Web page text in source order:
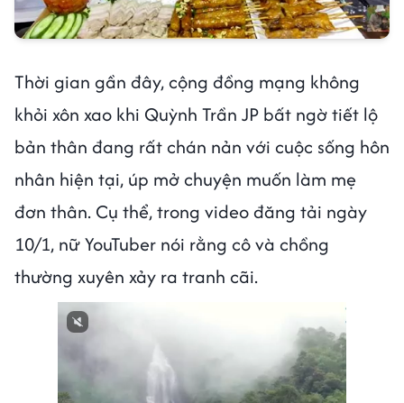
Thời gian gần đây, cộng đồng mạng không
khỏi xôn xao khi Quỳnh Trần JP bất ngờ tiết lộ
bản thân đang rất chán nản với cuộc sống hôn
nhân hiện tại, úp mở chuyện muốn làm mẹ
đơn thân. Cụ thể, trong video đăng tải ngày
10/1, nữ YouTuber nói rằng cô và chồng
thường xuyên xảy ra tranh cãi.